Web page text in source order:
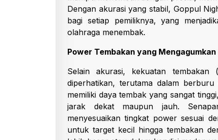
Dengan akurasi yang stabil, Goppul
bagi setiap pemiliknya, yang
olahraga menembak.
Power Tembakan yang Mengagumkan
Selain akurasi, kekuatan
diperhatikan, terutama dalam
memiliki daya tembak yang sangat
jarak dekat maupun jauh.
menyesuaikan tingkat power sesuai
untuk target kecil hingga tembakan